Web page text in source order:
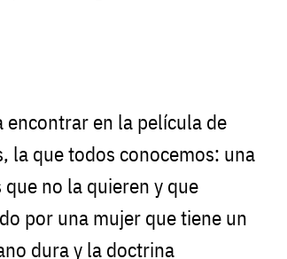
encontrar en la película de
la que todos conocemos: una
no la quieren y que
por una mujer que tiene un
dura y la doctrina